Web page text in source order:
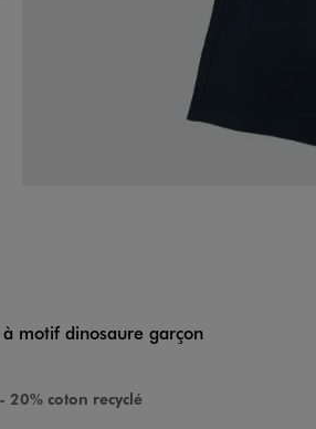
motif dinosaure garçon
20% coton recyclé